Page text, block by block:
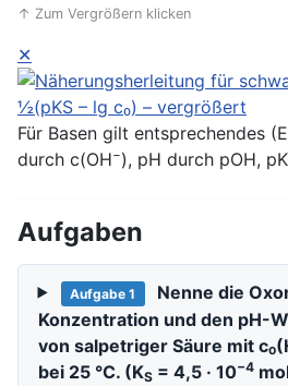
↑ Zum Vergrößern klicken
✕
Für Basen gilt entsprechendes
durch c(OH−), pH durch pOH, pK
Aufgaben
Aufgabe 1
Nenne die
Konzentration und den pH-
von salpetriger Säure mit
bei 25 °C. (KS= 4,5 · 10−4